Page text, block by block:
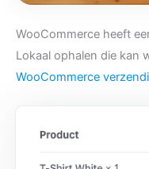
WooCommerce heeft
Lokaal ophalen die kan
WooCommerce